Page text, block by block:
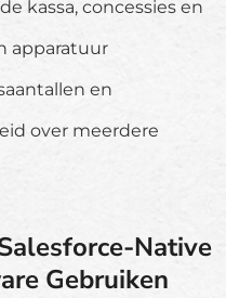
kassa, concessies en
apparatuur
en
over meerdere
Native
Gebruiken